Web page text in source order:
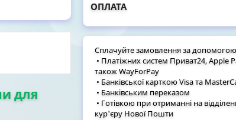
для
ОПЛАТА
Сплачуйте замовлення за
• Платіжних систем Приват24, Apple
також WayForPay
• Банківської карткою Visa та
• Банківським переказом
• Готівкою при отриманні на
кур'єру Нової Пошти